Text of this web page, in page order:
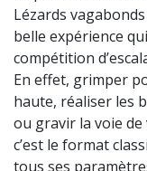
Lézards
belle expérience
compétition
En effet, grimper
haute, réaliser les
ou gravir la voie
c’est le format
tous ses